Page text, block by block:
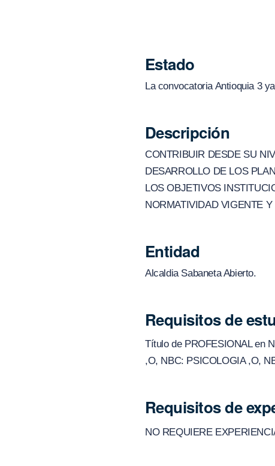
Estado
La convocatoria Antioquia 3
Descripción
CONTRIBUIR DESDE SU
DESARROLLO DE LOS
LOS OBJETIVOS
NORMATIVIDAD VIGENTE
Entidad
Alcaldia Sabaneta Abierto.
Requisitos de
Título de PROFESIONAL en
,O, NBC: PSICOLOGIA ,O,
Requisitos de
NO REQUIERE